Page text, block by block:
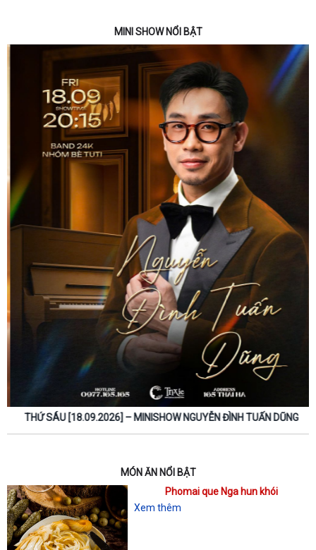
MINI SHOW NỔI BẬT
THỨ SÁU [18.09.2026] – MINISHOW NGUYỄN ĐÌNH TUẤN DŨNG
MÓN ĂN NỔI BẬT
Phomai que Nga hun khói
Xem thêm